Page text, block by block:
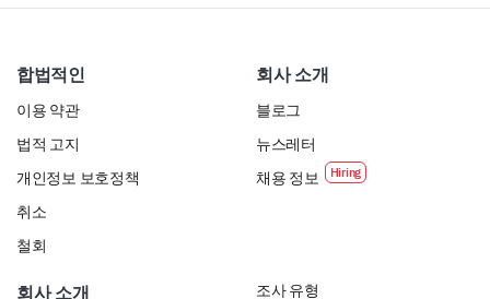
합법적인
이용 약관
법적 고지
개인정보 보호정책
취소
철회
회사 소개
블로그
뉴스레터
채용 정보
회사 소개 조사 유형